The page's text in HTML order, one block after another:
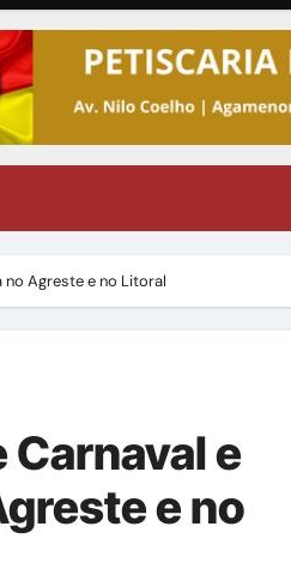
Agreste e no Litoral
e
e no